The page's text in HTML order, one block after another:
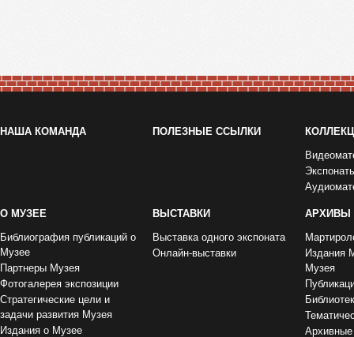
НАША КОМАНДА ПОЛЕЗНЫЕ ССЫЛКИ
О МУЗЕЕ
Библиография публикаций о
Музее
Партнеры Музея
Фотогалерея экспозиции
Стратегические цели и
задачи развития Музея
Издания о Музее
ВЫСТАВКИ
Выставка одного экспоната
Онлайн-выставки
АРХИВЫ
Издания
Музея